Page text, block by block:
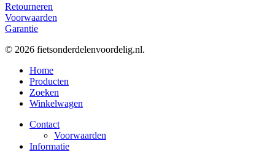
Retourneren
Voorwaarden
Garantie
© 2026 fietsonderdelenvoordelig.nl.
Close
Menu
Home
Producten
Zoeken
Winkelwagen
Contact
Voorwaarden
Informatie